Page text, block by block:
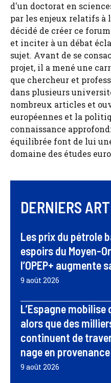
d'un doctorat en
par les enjeux relatifs à
décidé de créer ce
et inciter à un débat
sujet. Avant de se
projet, il a mené une
que chercheur et
dans plusieurs
nombreux articles et
européennes et la
connaissance
équilibrée font de lui
domaine des études
DERNIERS
Les prix du pétrole
espoirs du Moyen-
l’OPEP+ augmente
9 août 2026
L’Espagne
alors que des
continuent de
nage en
9 août 2026